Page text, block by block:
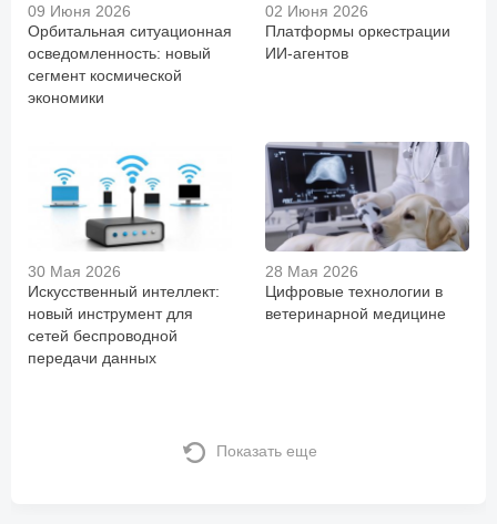
09 Июня 2026
Орбитальная ситуационная
осведомленность: новый
сегмент космической
экономики
02 Июня 2026
Платформы оркестрации
ИИ-агентов
30 Мая 2026
Искусственный интеллект:
новый инструмент для
сетей беспроводной
передачи данных
28 Мая 2026
Цифровые технологии в
ветеринарной медицине
Показать еще